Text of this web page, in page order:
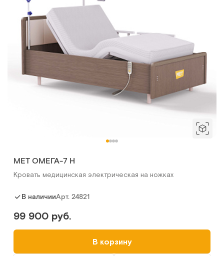
МЕТ ОМЕГА-7 H
Кровать медицинская электрическая на ножках
В наличииАрт. 24821
99 900 руб.
В корзину